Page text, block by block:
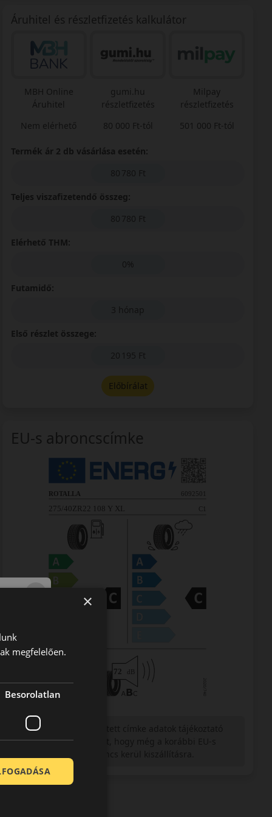
Áruhitel és részletfizetés kalkulátor
MBH Online
Áruhitel
Nem elérhető
gumi.hu
részletfizetés
80 000 Ft-tól
Milpay
részletfizetés
501 000 Ft-tól
Termék ár 2 db vásárlása esetén:
80 780 Ft
Teljes viszafizetendő összeg:
80 780 Ft
Elérhető THM:
0%
Futamidő:
3 hónap
Első részlet összege:
20 195 Ft
Előbírálat
EU-s abroncscímke
Figyelem a feltüntetett címke adatok tájékoztató
jellegűek. Előfordulhat, hogy még a korábbi EU-s
×
megfelelően.
Besorolatlan